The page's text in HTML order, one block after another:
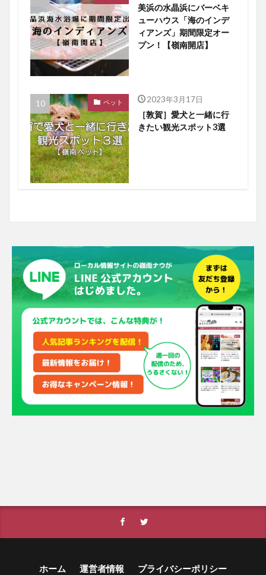
美浜の水晶浜にバーベキ
ューハウス「海のインデ
ィアンズ」期間限定オー
プン！【嶺南開店】
ペット 2023年3月17日
［敦賀］愛犬と一緒に行
きたい観光スポット3選
ホーム 運営者情報 プライバシーポリシー